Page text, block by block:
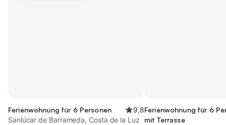
Ferienwohnung für 6 Personen
9,8
Sanlúcar de Barrameda, Costa de la Luz
Ferienwohnung für 6
mit Terrasse